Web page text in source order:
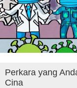
Perkara yang
Cina